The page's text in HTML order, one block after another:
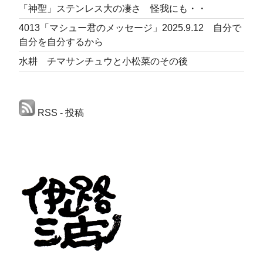
「神聖」ステンレス大の凄さ 怪我にも・・
4013「マシュー君のメッセージ」2025.9.12 自分で
自分を自分するから
水耕 チマサンチュウと小松菜のその後
RSS - 投稿